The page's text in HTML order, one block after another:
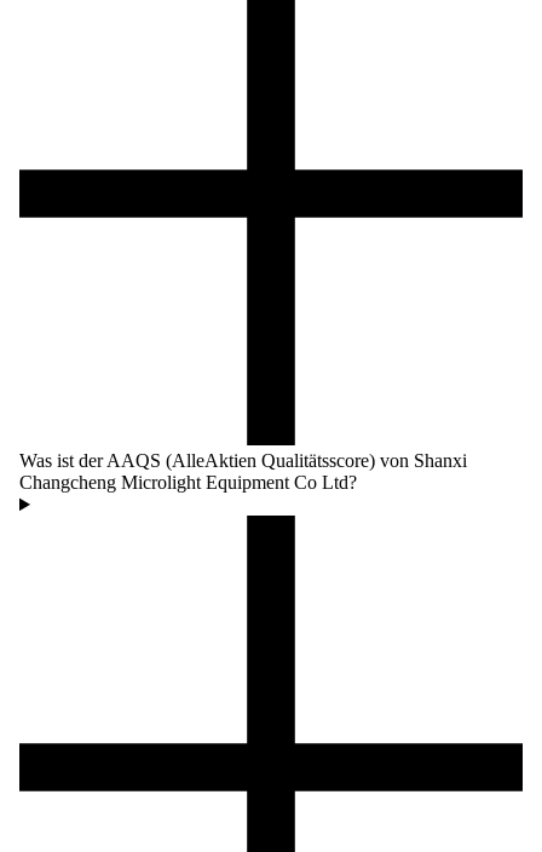
Was ist der AAQS (AlleAktien Qualitätsscore) von Shanxi
Changcheng Microlight Equipment Co Ltd?